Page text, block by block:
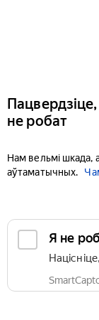
не робат
Нам вельмі шкада,
аўтаматычных.
Я не